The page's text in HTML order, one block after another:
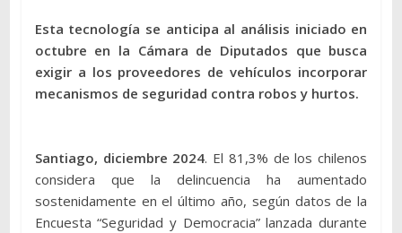
Esta tecnología se anticipa al análisis iniciado en
octubre en la Cámara de Diputados que busca
exigir a los proveedores de vehículos incorporar
mecanismos de seguridad contra robos y hurtos.
Santiago, diciembre 2024. El 81,3% de los chilenos
considera que la delincuencia ha aumentado
sostenidamente en el último año, según datos de la
Encuesta “Seguridad y Democracia” lanzada durante